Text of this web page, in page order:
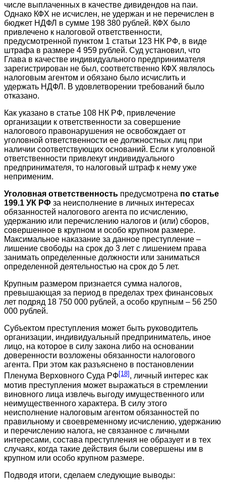
числе выплаченных в качестве дивидендов на паи.
Однако КФХ не исчислен, не удержан и не перечислен в
бюджет НДФЛ в сумме 198 380 рублей. КФХ было
привлечено к налоговой ответственности,
предусмотренной пунктом 1 статьи 123 НК РФ, в виде
штрафа в размере 4 959 рублей. Суд установил, что
Глава в качестве индивидуального предпринимателя
зарегистрирован не был, соответственно КФХ являлось
налоговым агентом и обязано было исчислить и
удержать НДФЛ. В удовлетворении требований было
отказано.
Как указано в статье 108 НК РФ, привлечение
организации к ответственности за совершение
налогового правонарушения не освобождает от
уголовной ответственности ее должностных лиц при
наличии соответствующих оснований. Если к уголовной
ответственности привлекут индивидуального
предпринимателя, то налоговый штраф к нему уже
неприменим.
Уголовная ответственность предусмотрена по статье
199.1 УК РФ за неисполнение в личных интересах
обязанностей налогового агента по исчислению,
удержанию или перечислению налогов и (или) сборов,
совершенное в крупном и особо крупном размере.
Максимальное наказание за данное преступление –
лишение свободы на срок до 3 лет с лишением права
занимать определенные должности или заниматься
определенной деятельностью на срок до 5 лет.
Крупным размером признается сумма налогов,
превышающая за период в пределах трех финансовых
лет подряд 18 750 000 рублей, а особо крупным – 56 250
000 рублей.
Субъектом преступления может быть руководитель
организации, индивидуальный предприниматель, иное
лицо, на которое в силу закона либо на основании
доверенности возложены обязанности налогового
агента. При этом как разъяснено в постановлении
Пленума Верховного Суда РФ[18], личный интерес как
мотив преступления может выражаться в стремлении
виновного лица извлечь выгоду имущественного или
неимущественного характера. В силу этого
неисполнение налоговым агентом обязанностей по
правильному и своевременному исчислению, удержанию
и перечислению налога, не связанное с личными
интересами, состава преступления не образует и в тех
случаях, когда такие действия были совершены им в
крупном или особо крупном размере.
Подводя итоги, сделаем следующие выводы: